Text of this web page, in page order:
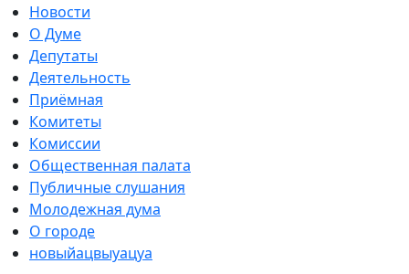
Новости
О Думе
Депутаты
Деятельность
Приёмная
Комитеты
Комиссии
Общественная палата
Публичные слушания
Молодежная дума
О городе
новыйацвыуацуа